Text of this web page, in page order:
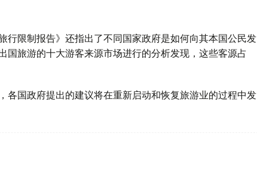
行限制报告》还指出了不同国家政府是如何向其本国公民发
国旅游的十大游客来源市场进行的分析发现，这些客源占
各国政府提出的建议将在重新启动和恢复旅游业的过程中发